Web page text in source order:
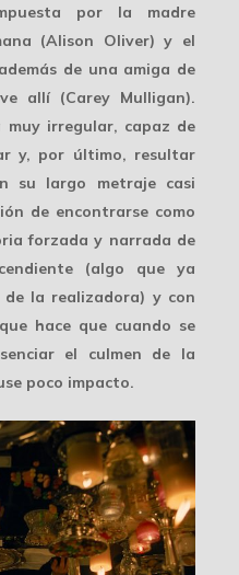
por la madre
(Alison Oliver) y el
de una amiga de
allí (Carey Mulligan).
muy irregular, capaz de
y, por último, resultar
su largo metraje casi
de encontrarse como
forzada y narrada de
(algo que ya
la realizadora) y con
hace que cuando se
el culmen de la
poco impacto.